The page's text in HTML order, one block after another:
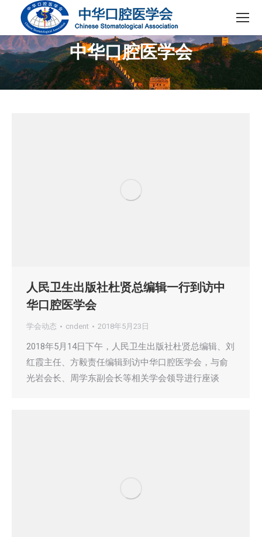
中华口腔医学会
您在这里：
人民卫生出版社杜贤总编辑一行到访中
华口腔医学会
学会动态 cndent 2018年5月23日
2018年5月14日下午，人民卫生出版社杜贤总编辑、刘
红霞主任、方毅责任编辑到访中华口腔医学会，与俞
光岩会长、周学东副会长等相关学会领导进行座谈